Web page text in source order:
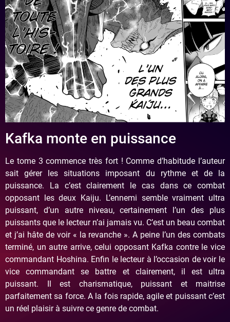
Kafka monte en puissance
Le tome 3 commence très fort ! Comme d’habitude l’auteur
sait gérer les situations imposant du rythme et de la
puissance. La c’est clairement le cas dans ce combat
opposant les deux Kaiju. L’ennemi semble vraiment ultra
puissant, d’un autre niveau, certainement l’un des plus
puissants que le lecteur n’ai jamais vu. C’est un beau combat
et j’ai hâte de voir « la revanche ». A peine l’un des combats
terminé, un autre arrive, celui opposant Kafka contre le vice
commandant Hoshina. Enfin le lecteur à l’occasion de voir le
vice commandant se battre et clairement, il est ultra
puissant. Il est charismatique, puissant et maitrise
parfaitement sa force. A la fois rapide, agile et puissant c’est
un réel plaisir à suivre ce genre de combat.